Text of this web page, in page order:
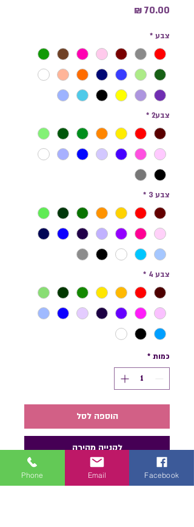
צבע *
צבע2 *
צבע 3 *
צבע 4 *
כמות *
הוספה לסל
לקנייה מהירה
האם את מחפשת קליפס ייחודי
Phone Email Facebook